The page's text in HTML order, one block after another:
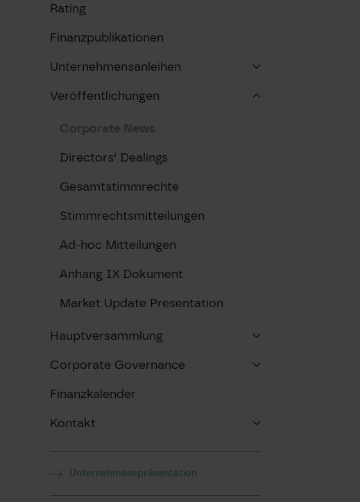
Rating
Finanzpublikationen
Unternehmensanleihen
Veröffentlichungen
Corporate News
Directors‘ Dealings
Gesamtstimmrechte
Stimmrechtsmitteilungen
Ad-hoc Mitteilungen
Anhang IX Dokument
Market Update Presentation
Hauptversammlung
Corporate Governance
Finanzkalender
Kontakt
Unternehmenspräsentation